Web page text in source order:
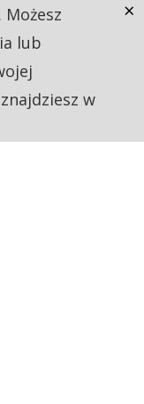
lub
w
×